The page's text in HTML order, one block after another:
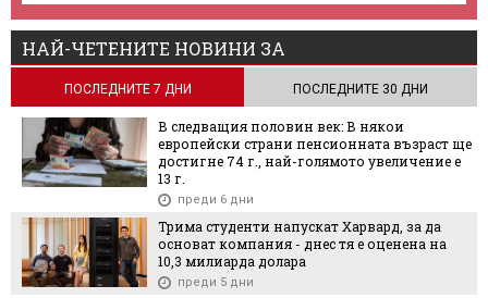
НАЙ-ЧЕТЕНИТЕ НОВИНИ ЗА
ПОСЛЕДНИТЕ 7 ДНИ ПОСЛЕДНИТЕ 30 ДНИ
В следващия половин век: В някои
европейски страни пенсионната възраст ще
достигне 74 г., най-голямото увеличение е
13 г.
преди 6 дни
Трима студенти напускат Харвард, за да
основат компания - днес тя е оценена на
10,3 милиарда долара
преди 5 дни